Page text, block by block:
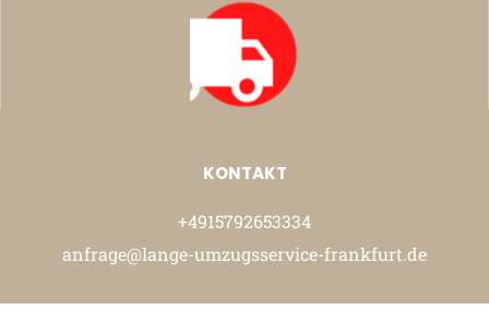
KONTAKT
+4915792653334
anfrage@lange-umzugsservice-frankfurt.de